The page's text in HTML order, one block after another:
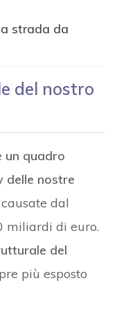
strada da
del nostro
un quadro
delle nostre
dal
miliardi di euro.
del
più esposto